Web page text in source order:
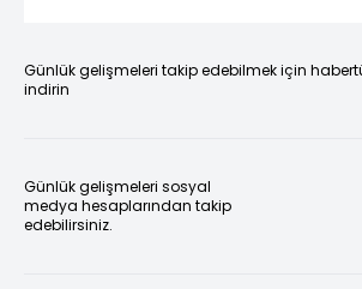
Günlük gelişmeleri takip edebilmek için
indirin
Günlük gelişmeleri sosyal
medya hesaplarından takip
edebilirsiniz.